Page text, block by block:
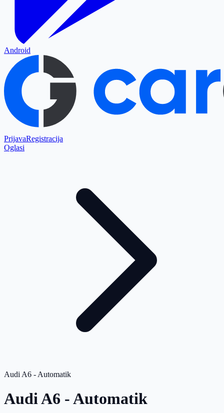
Android
PrijavaRegistracija
Oglasi
Audi A6 - Automatik
Audi A6 - Automatik